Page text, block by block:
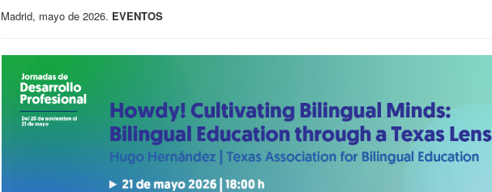
Madrid, mayo de 2026. EVENTOS